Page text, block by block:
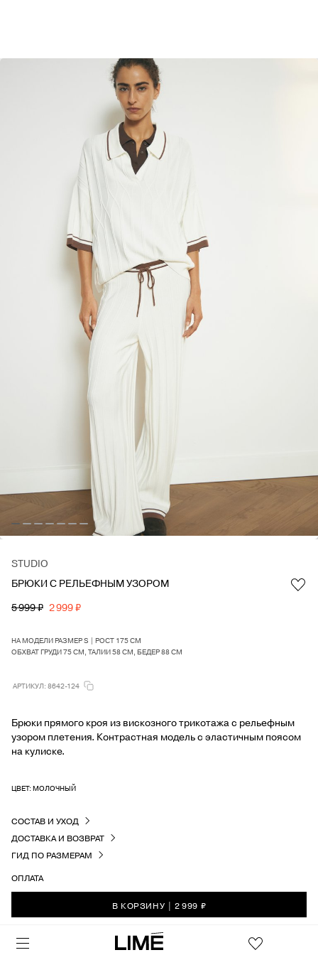
STUDIO
БРЮКИ С РЕЛЬЕФНЫМ УЗОРОМ
5 999 ₽ 2 999 ₽
В КОРЗИНУ | 2 999 ₽
НА МОДЕЛИ РАЗМЕР S | РОСТ 175 СМ
ОБХВАТ ГРУДИ 75 СМ, ТАЛИИ 58 СМ, БЕДЕР 88 СМ
АРТИКУЛ: 8642-124
Брюки прямого кроя из вискозного трикотажа с рельефным
узором плетения. Контрастная модель с эластичным поясом
на кулиске.
ЦВЕТ: МОЛОЧНЫЙ
СОСТАВ И УХОД
ДОСТАВКА И ВОЗВРАТ
ГИД ПО РАЗМЕРАМ
ОПЛАТА